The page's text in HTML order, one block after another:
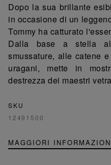
Dopo la sua brillante
in occasione di un
Tommy ha catturato
Dalla base a stella
smussature, alle catene
uragani, mette in
destrezza dei maestri
SKU
12491500
MAGGIORI